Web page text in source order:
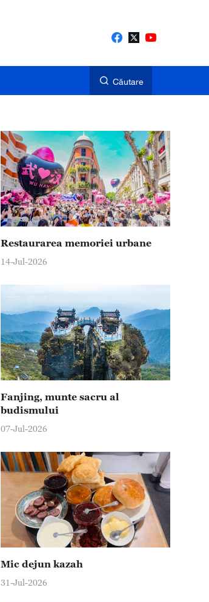
Căutare
Restaurarea memoriei urbane
14-Jul-2026
Fanjing, munte sacru al
budismului
07-Jul-2026
Mic dejun kazah
31-Jul-2026